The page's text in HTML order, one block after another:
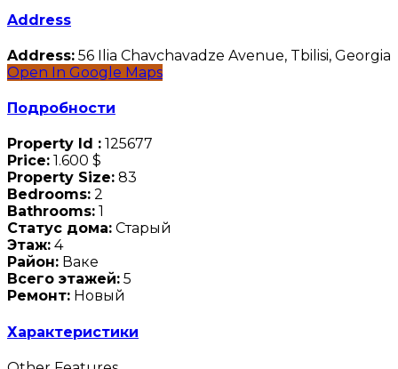
Address
Address: 56 Ilia Chavchavadze Avenue, Tbilisi, Georgia
Open In Google Maps
Подробности
Property Id : 125677
Price: 1.600 $
Property Size: 83
Bedrooms: 2
Bathrooms: 1
Статус дома: Старый
Этаж: 4
Район: Ваке
Всего этажей: 5
Ремонт: Новый
Характеристики